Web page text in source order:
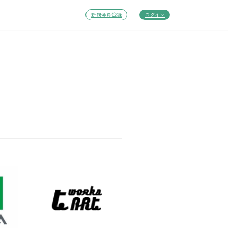
新規会員登録 ログイン